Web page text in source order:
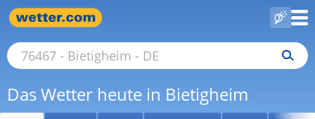
Das Wetter heute in Bietigheim